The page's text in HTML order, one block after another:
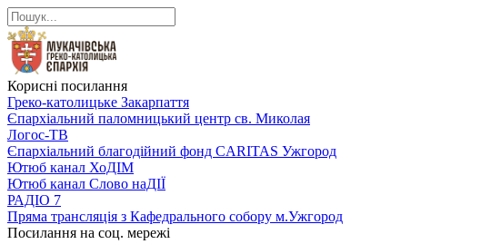
Корисні посилання
Греко-католицьке Закарпаття
Єпархіальний паломницький центр св. Миколая
Логос-ТВ
Єпархіальний благодійний фонд CARITAS Ужгород
Ютюб канал ХоДІМ
Ютюб канал Слово наДІЇ
РАДІО 7
Пряма трансляція з Кафедрального собору м.Ужгород
Посилання на соц. мережі